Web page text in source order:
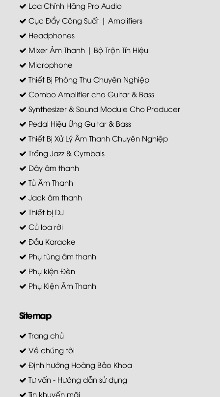
Loa Chính Hãng Pro Audio
Cục Đẩy Công Suất | Amplifiers
Headphones
Mixer Âm Thanh | Bộ Trộn Tín Hiệu
Microphone
Thiết Bị Phòng Thu Chuyên Nghiệp
Combo Amplifier cho Guitar & Bass
Synthesizer & Sound Module Cho Producer
Pedal Hiệu Ứng Guitar & Bass
Thiết Bị Xử Lý Âm Thanh Chuyên Nghiệp
Trống Jazz & Cymbals
Dây âm thanh
Tủ Âm Thanh
Jack âm thanh
Thiết bị DJ
Củ loa rời
Đầu Karaoke
Phụ tùng âm thanh
Phụ kiện Đèn
Phụ Kiện Âm Thanh
Sitemap
Trang chủ
Về chúng tôi
Định hướng Hoàng Bảo Khoa
Tư vấn - Hướng dẫn sử dụng
Tin khuyến mãi